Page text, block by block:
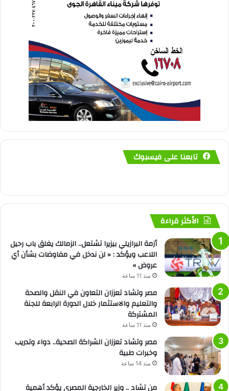
تابعنا على فيسبوك
الأكثر قراءة
أزمة البرازيلي بيزيرا تشتعل.. الزمالك يغلق باب رحيل
اللاعب ويؤكد : « لن ندخل في مفاوضات بشأن أي
عروض »
منذ 11 ساعة
مصر وتشاد تعززان التعاون في النقل والصحة
والتعليم والاستثمار خلال الدورة الرابعة للجنة
المشتركة
منذ 11 ساعة
مصر وتشاد تعززان الشراكة الصحية.. دواء وتدريب
وخبرات طبية
منذ 14 ساعة
من تشاد .. وزير الخارجية المصري يؤكد أهمية